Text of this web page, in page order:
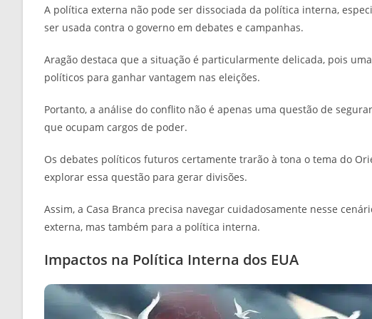
A política externa não pode ser dissociada da política interna,
ser usada contra o governo em debates e campanhas.
Aragão destaca que a situação é particularmente delicada, pois
políticos para ganhar vantagem nas eleições.
Portanto, a análise do conflito não é apenas uma questão de
que ocupam cargos de poder.
Os debates políticos futuros certamente trarão à tona o tema do
explorar essa questão para gerar divisões.
Assim, a Casa Branca precisa navegar cuidadosamente nesse
externa, mas também para a política interna.
Impactos na Política Interna dos EUA